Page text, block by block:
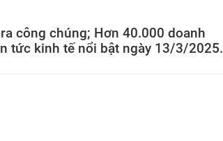
công chúng; Hơn 40.000 doanh
tức kinh tế nổi bật ngày 13/3/2025.